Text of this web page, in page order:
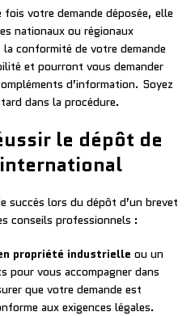
fois votre demande déposée, elle
nationaux ou régionaux
conformité de votre demande
et pourront vous demander
d’information. Soyez
dans la procédure.
le dépôt de
succès lors du dépôt d’un brevet
conseils professionnels :
propriété industrielle ou un
pour vous accompagner dans
que votre demande est
aux exigences légales.